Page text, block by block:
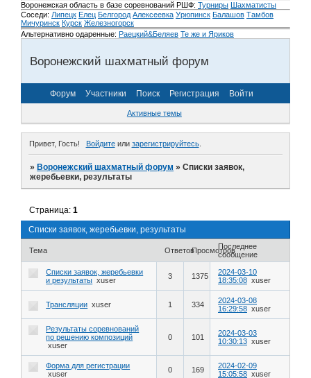
Воронежская область в базе соревнований РШФ: Турниры Шахматисты
Соседи: Липецк Елец Белгород Алексеевка Урюпинск Балашов Тамбов
Мичуринск Курск Железногорск
Альтернативно одаренные: Раецкий&Беляев Те же и Яриков
Воронежский шахматный форум
Форум Участники Поиск Регистрация Войти
Активные темы
Привет, Гость! Войдитеили зарегистрируйтесь.
»Воронежский шахматный форум »Списки заявок,
жеребьевки, результаты
Списки заявок, жеребьевки, результаты
Страница:1
Тема ОтветовПросмотровПоследнее
сообщение
Списки заявок, жеребьевки
и результаты xuser 3 1375
2024-03-10
18:35:08 xuser
Трансляции xuser 1 334
2024-03-08
16:29:58 xuser
Результаты соревнований
по решению композиций
xuser
0 101
2024-03-03
10:30:13 xuser
Форма для регистрации
xuser
0 169
2024-02-09
15:05:58 xuser